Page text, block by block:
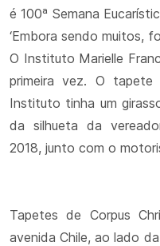
é 100ª Semana
‘Embora sendo muitos,
O Instituto Marielle
primeira vez. O
Instituto tinha um
da silhueta da
2018, junto com o
Tapetes de Corpus
avenida Chile, ao lado